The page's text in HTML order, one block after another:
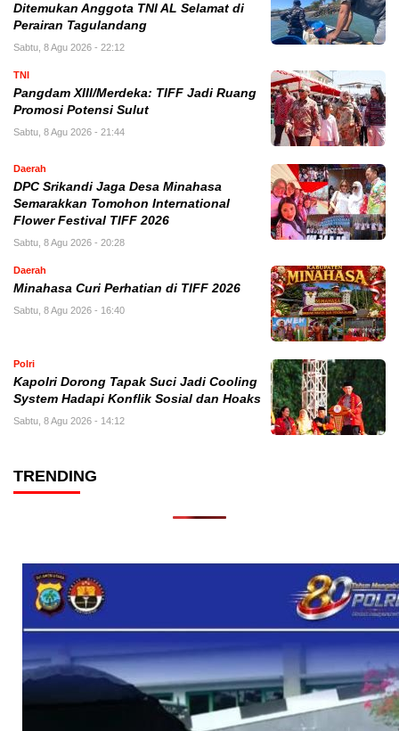
Ditemukan Anggota TNI AL Selamat di
Perairan Tagulandang
Sabtu, 8 Agu 2026 - 22:12
TNI
Pangdam XIII/Merdeka: TIFF Jadi Ruang
Promosi Potensi Sulut
Sabtu, 8 Agu 2026 - 21:44
Daerah
DPC Srikandi Jaga Desa Minahasa
Semarakkan Tomohon International
Flower Festival TIFF 2026
Sabtu, 8 Agu 2026 - 20:28
Daerah
Minahasa Curi Perhatian di TIFF 2026
Sabtu, 8 Agu 2026 - 16:40
Polri
Kapolri Dorong Tapak Suci Jadi Cooling
System Hadapi Konflik Sosial dan Hoaks
Sabtu, 8 Agu 2026 - 14:12
TRENDING